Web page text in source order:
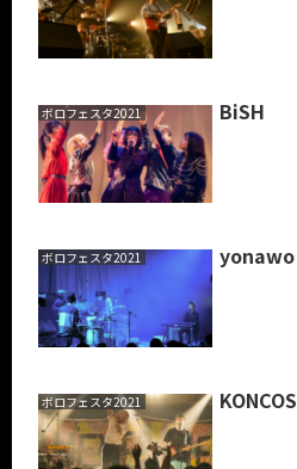
ボロフェスタ2021 BiSH
ボロフェスタ2021 yonawo
ボロフェスタ2021 KONCOS